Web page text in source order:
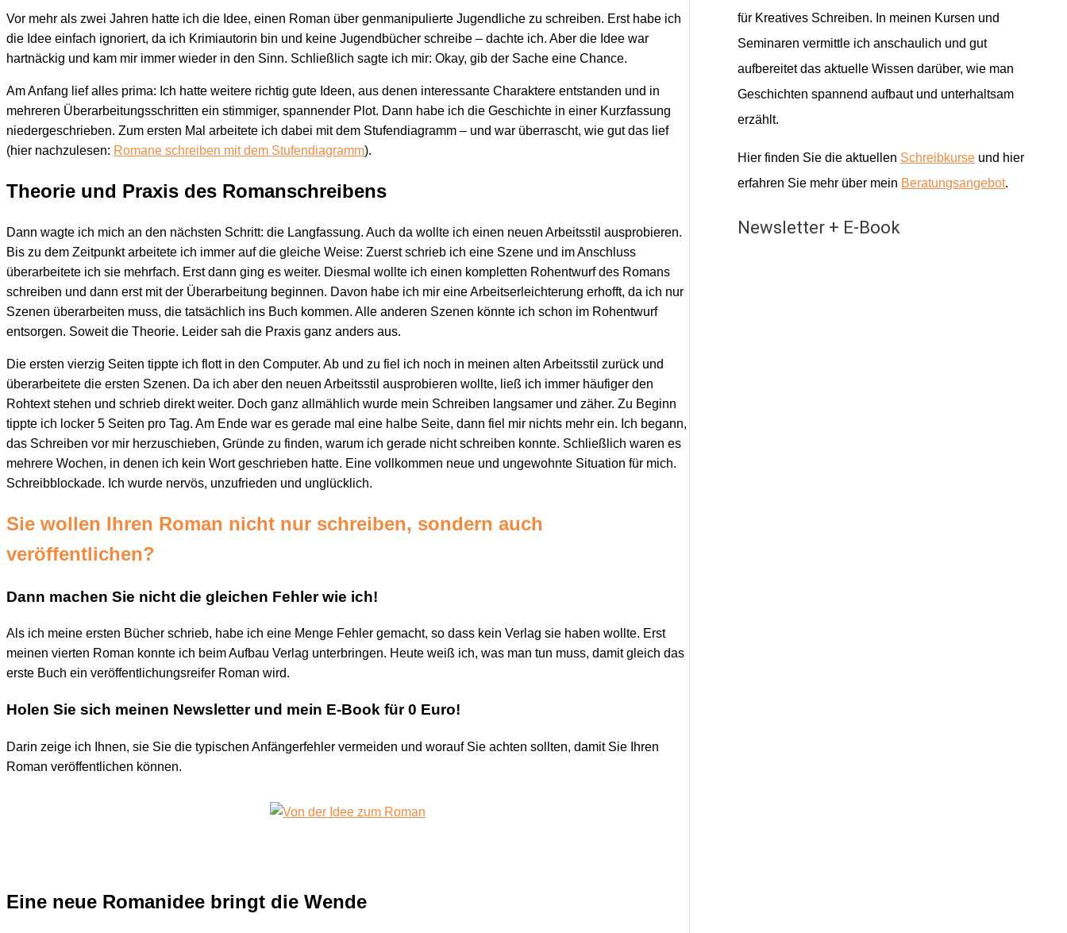
Vor mehr als zwei Jahren hatte ich die Idee, einen Roman über genmanipulierte Jugendliche zu schreiben. Erst habe ich
die Idee einfach ignoriert, da ich Krimiautorin bin und keine Jugendbücher schreibe – dachte ich. Aber die Idee war
hartnäckig und kam mir immer wieder in den Sinn. Schließlich sagte ich mir: Okay, gib der Sache eine Chance.
Am Anfang lief alles prima: Ich hatte weitere richtig gute Ideen, aus denen interessante Charaktere entstanden und in
mehreren Überarbeitungsschritten ein stimmiger, spannender Plot. Dann habe ich die Geschichte in einer Kurzfassung
niedergeschrieben. Zum ersten Mal arbeitete ich dabei mit dem Stufendiagramm – und war überrascht, wie gut das lief
(hier nachzulesen: Romane schreiben mit dem Stufendiagramm).
Theorie und Praxis des Romanschreibens
Dann wagte ich mich an den nächsten Schritt: die Langfassung. Auch da wollte ich einen neuen Arbeitsstil ausprobieren.
Bis zu dem Zeitpunkt arbeitete ich immer auf die gleiche Weise: Zuerst schrieb ich eine Szene und im Anschluss
überarbeitete ich sie mehrfach. Erst dann ging es weiter. Diesmal wollte ich einen kompletten Rohentwurf des Romans
schreiben und dann erst mit der Überarbeitung beginnen. Davon habe ich mir eine Arbeitserleichterung erhofft, da ich nur
Szenen überarbeiten muss, die tatsächlich ins Buch kommen. Alle anderen Szenen könnte ich schon im Rohentwurf
entsorgen. Soweit die Theorie. Leider sah die Praxis ganz anders aus.
Die ersten vierzig Seiten tippte ich flott in den Computer. Ab und zu fiel ich noch in meinen alten Arbeitsstil zurück und
überarbeitete die ersten Szenen. Da ich aber den neuen Arbeitsstil ausprobieren wollte, ließ ich immer häufiger den
Rohtext stehen und schrieb direkt weiter. Doch ganz allmählich wurde mein Schreiben langsamer und zäher. Zu Beginn
tippte ich locker 5 Seiten pro Tag. Am Ende war es gerade mal eine halbe Seite, dann fiel mir nichts mehr ein. Ich begann,
das Schreiben vor mir herzuschieben, Gründe zu finden, warum ich gerade nicht schreiben konnte. Schließlich waren es
mehrere Wochen, in denen ich kein Wort geschrieben hatte. Eine vollkommen neue und ungewohnte Situation für mich.
Schreibblockade. Ich wurde nervös, unzufrieden und unglücklich.
Sie wollen Ihren Roman nicht nur schreiben, sondern auch
veröffentlichen?
Dann machen Sie nicht die gleichen Fehler wie ich!
Als ich meine ersten Bücher schrieb, habe ich eine Menge Fehler gemacht, so dass kein Verlag sie haben wollte. Erst
meinen vierten Roman konnte ich beim Aufbau Verlag unterbringen. Heute weiß ich, was man tun muss, damit gleich das
erste Buch ein veröffentlichungsreifer Roman wird.
Holen Sie sich meinen Newsletter und mein E-Book für 0 Euro!
Darin zeige ich Ihnen, sie Sie die typischen Anfängerfehler vermeiden und worauf Sie achten sollten, damit Sie Ihren
Roman veröffentlichen können.
Eine neue Romanidee bringt die Wende
für Kreatives Schreiben. In meinen Kursen und
Seminaren vermittle ich anschaulich und gut
aufbereitet das aktuelle Wissen darüber, wie man
Geschichten spannend aufbaut und unterhaltsam
erzählt.
Hier finden Sie die aktuellen Schreibkurse und hier
erfahren Sie mehr über mein Beratungsangebot.
Newsletter + E-Book